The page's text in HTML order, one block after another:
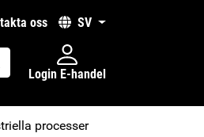
oss SV
Login E-handel
processer